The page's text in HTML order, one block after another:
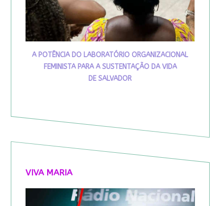
A POTÊNCIA DO LABORATÓRIO ORGANIZACIONAL
FEMINISTA PARA A SUSTENTAÇÃO DA VIDA
DE SALVADOR
VIVA MARIA